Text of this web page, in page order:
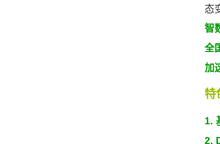
态
智
全
加
特
1.
2.